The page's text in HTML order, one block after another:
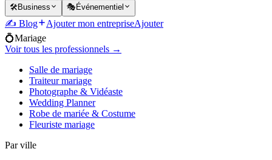
🛠️Business 🎭 Événementiel
✍️ Blog Ajouter mon entrepriseAjouter
💍Mariage
Voir tous les professionnels →
Salle de mariage
Traiteur mariage
Photographe & Vidéaste
Wedding Planner
Robe de mariée & Costume
Fleuriste mariage
Par ville